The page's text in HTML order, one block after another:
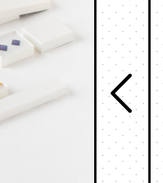
お知らせ
お問い合わせ
ウェブカタログ